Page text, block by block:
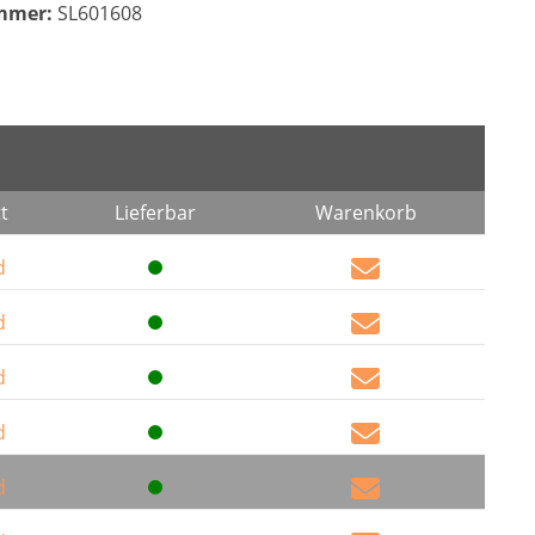
SL601608
Lieferbar Warenkorb